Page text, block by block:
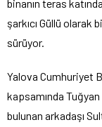
binanın teras
şarkıcı Güllü olarak
sürüyor.
Yalova Cumhuriyet
kapsamında
bulunan arkadaşı